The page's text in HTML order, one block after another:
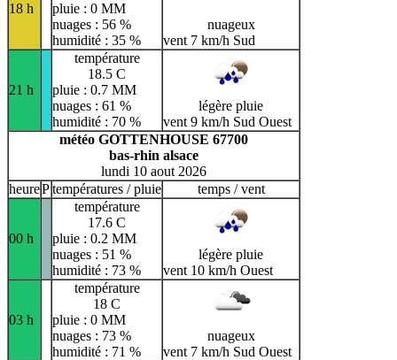
18 h
pluie : 0 MM
nuages : 56 %
humidité : 35 %
nuageux
vent 7 km/h Sud
21 h
température
18.5 C
pluie : 0.7 MM
nuages : 61 %
humidité : 70 %
légère pluie
vent 9 km/h Sud Ouest
météo GOTTENHOUSE 67700
bas-rhin alsace
lundi 10 aout 2026
heurePtempératures / pluie temps / vent
00 h
température
17.6 C
pluie : 0.2 MM
nuages : 51 %
humidité : 73 %
légère pluie
vent 10 km/h Ouest
03 h
température
18 C
pluie : 0 MM
nuages : 73 %
humidité : 71 %
nuageux
vent 7 km/h Sud Ouest